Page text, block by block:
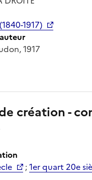
1917)
1917
création -
;1er quart 20e